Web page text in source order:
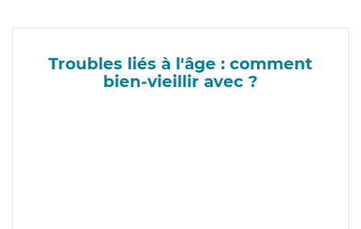
Troubles liés à l'âge : comment
bien-vieillir avec ?